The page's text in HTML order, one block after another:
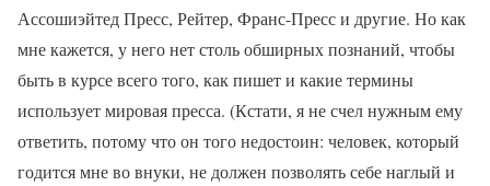
Ассошиэйтед Пресс, Рейтер, Франс-Пресс и другие. Но как
мне кажется, у него нет столь обширных познаний, чтобы
быть в курсе всего того, как пишет и какие термины
использует мировая пресса. (Кстати, я не счел нужным ему
ответить, потому что он того недостоин: человек, который
годится мне во внуки, не должен позволять себе наглый и